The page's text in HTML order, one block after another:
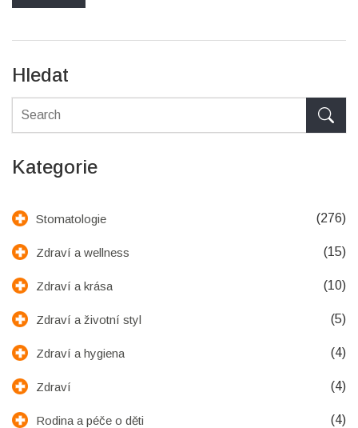
Hledat
Kategorie
Stomatologie (276)
Zdraví a wellness (15)
Zdraví a krása (10)
Zdraví a životní styl (5)
Zdraví a hygiena (4)
Zdraví (4)
Rodina a péče o děti (4)